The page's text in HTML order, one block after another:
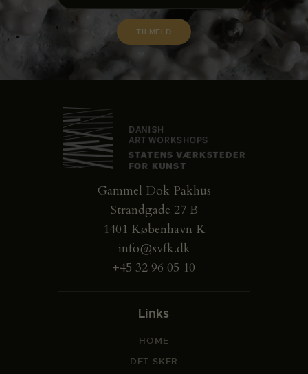
Gammel Dok Pakhus
Strandgade 27 B
1401 København K
info@svfk.dk
+45 32 96 05 10
Links
HOME
DET SKER